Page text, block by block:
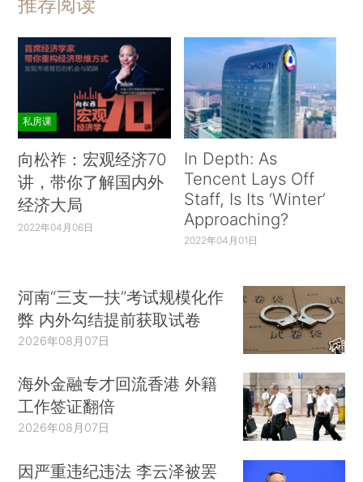
私房课
向松祚：宏观经济70
讲，带你了解国内外
经济大局
2022年04月06日
In Depth: As
Tencent Lays Off
Staff, Is Its ‘Winter’
Approaching?
2022年04月01日
河南“三支一扶”考试规模化作
弊 内外勾结提前获取试卷
2026年08月07日
海外金融专才回流香港 外籍
工作签证翻倍
2026年08月07日
因严重违纪违法 李云泽被罢